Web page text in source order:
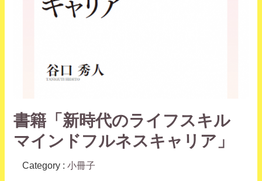
書籍「新時代のライフスキル
マインドフルネスキャリア」
Category : 小冊子